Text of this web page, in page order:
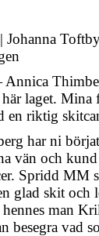
laget. Mina
en riktig
har ni
vän och
Spridd MM
glad skit och
man
besegra vad